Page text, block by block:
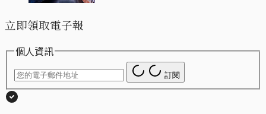
立即領取電子報
個人資訊
訂閱